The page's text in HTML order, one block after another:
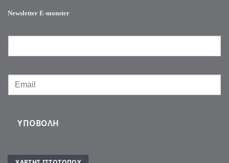
Newsletter E-monster
ΥΠΟΒΟΛΉ